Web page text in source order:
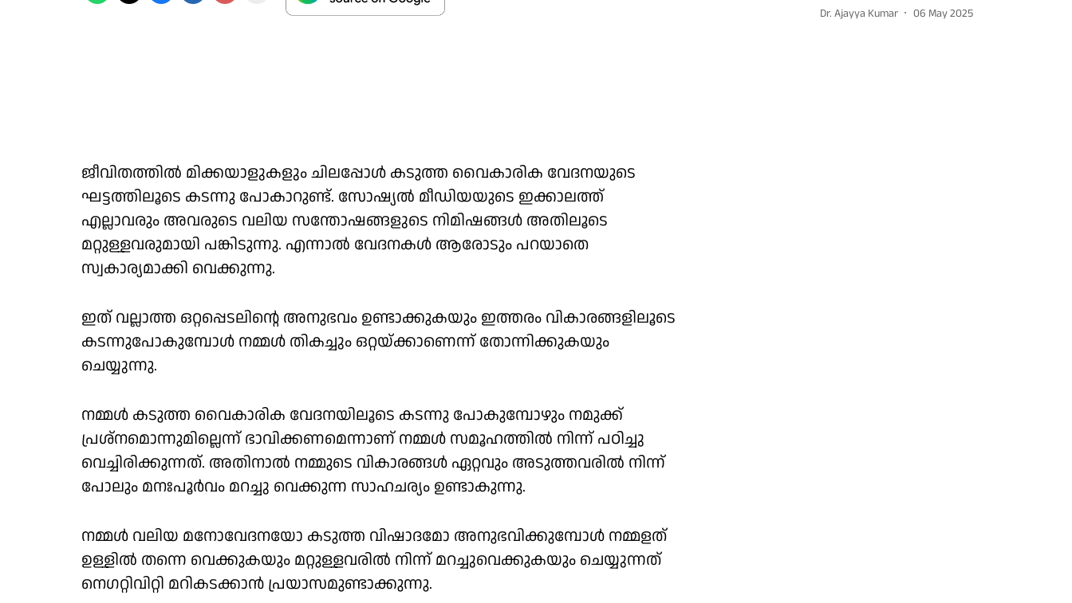
ജീവിതത്തില്‍ മിക്കയാളുകളും ചിലപ്പോള്‍ കടുത്ത വൈകാരിക വേദനയുടെ
ഘട്ടത്തിലൂടെ കടന്നു പോകാറുണ്ട്. സോഷ്യല്‍ മീഡിയയുടെ ഇക്കാലത്ത്
എല്ലാവരും അവരുടെ വലിയ സന്തോഷങ്ങളുടെ നിമിഷങ്ങള്‍ അതിലൂടെ
മറ്റുള്ളവരുമായി പങ്കിടുന്നു. എന്നാല്‍ വേദനകള്‍ ആരോടും പറയാതെ
സ്വകാര്യമാക്കി വെക്കുന്നു.
ഇത് വല്ലാത്ത ഒറ്റപ്പെടലിന്റെ അനുഭവം ഉണ്ടാക്കുകയും ഇത്തരം വികാരങ്ങളിലൂടെ
കടന്നുപോകുമ്പോള്‍ നമ്മള്‍ തികച്ചും ഒറ്റയ്ക്കാണെന്ന് തോന്നിക്കുകയും
ചെയ്യുന്നു.
നമ്മള്‍ കടുത്ത വൈകാരിക വേദനയിലൂടെ കടന്നു പോകുമ്പോഴും നമുക്ക്
പ്രശ്നമൊന്നുമില്ലെന്ന് ഭാവിക്കണമെന്നാണ് നമ്മള്‍ സമൂഹത്തില്‍ നിന്ന് പഠിച്ചു
വെച്ചിരിക്കുന്നത്. അതിനാല്‍ നമ്മുടെ വികാരങ്ങള്‍ ഏറ്റവും അടുത്തവരില്‍ നിന്ന്
പോലും മനഃപൂര്‍വം മറച്ചു വെക്കുന്ന സാഹചര്യം ഉണ്ടാകുന്നു.
നമ്മള്‍ വലിയ മനോവേദനയോ കടുത്ത വിഷാദമോ അനുഭവിക്കുമ്പോള്‍ നമ്മളത്
ഉള്ളില്‍ തന്നെ വെക്കുകയും മറ്റുള്ളവരില്‍ നിന്ന് മറച്ചുവെക്കുകയും ചെയ്യുന്നത്
നെഗറ്റിവിറ്റി മറികടക്കാന്‍ പ്രയാസമുണ്ടാക്കുന്നു.
Dr. Ajayya Kumar 06 May 2025